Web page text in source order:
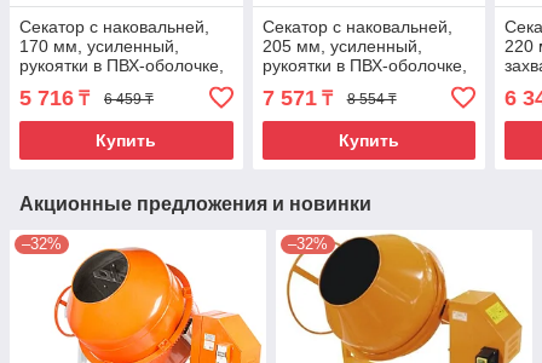
Секатор с наковальней,
170 мм, усиленный,
рукоятки в ПВХ-оболочке,
Luxe, Palisad
5 716 ₸ 6 459 ₸
Купить
Секатор с наковальней,
205 мм, усиленный,
рукоятки в ПВХ-оболочке,
Luxe, Palisad
7 571₸ 8 554 ₸
Купить
220
6
Акционные предложения и новинки
–32% –32%